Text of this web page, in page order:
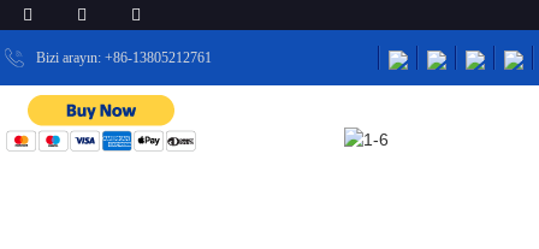
Bizi arayın: +86-13805212761